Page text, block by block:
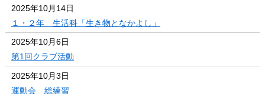
2025年10月14日
１・２年 生活科「生き物となかよし」
2025年10月6日
第1回クラブ活動
2025年10月3日
運動会 総練習